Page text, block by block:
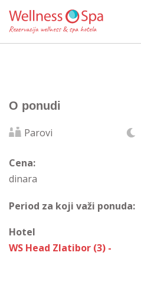
O ponudi
Parovi
Cena:
dinara
Period za koji važi ponuda:
Hotel
WS Head Zlatibor (3) -